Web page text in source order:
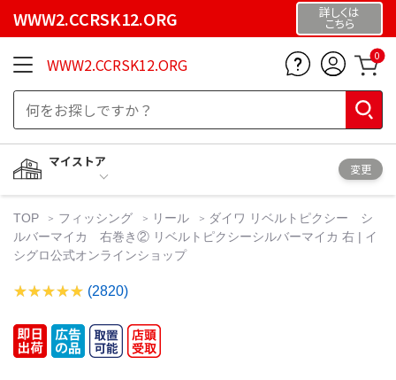
WWW2.CCRSK12.ORG 詳しくは
こちら
WWW2.CCRSK12.ORG 0
マイストア
変更
TOP フィッシング リール
ダイワ リベルトピクシー シ
ルバーマイカ 右巻き② リベルトピクシーシルバーマイカ 右 | イ
シグロ公式オンラインショップ
(2820)